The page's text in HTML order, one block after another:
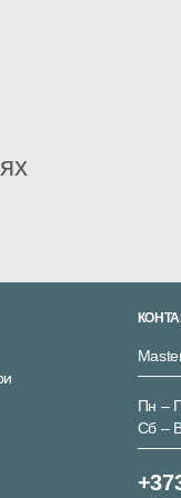
Пн –
Сб –